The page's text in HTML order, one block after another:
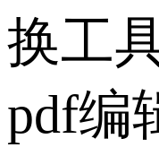
换工
pdf编